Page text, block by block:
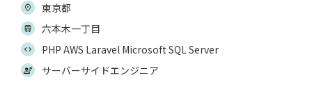
東京都
六本木一丁目
PHP AWS Laravel Microsoft SQL Server
サーバーサイドエンジニア